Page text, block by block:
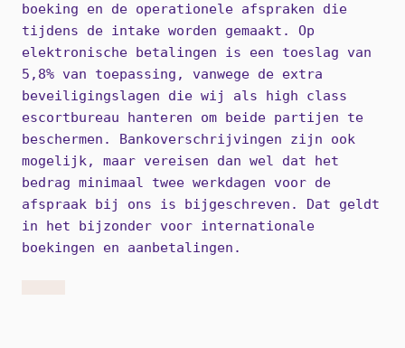
boeking en de operationele afspraken die
tijdens de intake worden gemaakt. Op
elektronische betalingen is een toeslag van
5,8% van toepassing, vanwege de extra
beveiligingslagen die wij als high class
escortbureau hanteren om beide partijen te
beschermen. Bankoverschrijvingen zijn ook
mogelijk, maar vereisen dan wel dat het
bedrag minimaal twee werkdagen voor de
afspraak bij ons is bijgeschreven. Dat geldt
in het bijzonder voor internationale
boekingen en aanbetalingen.